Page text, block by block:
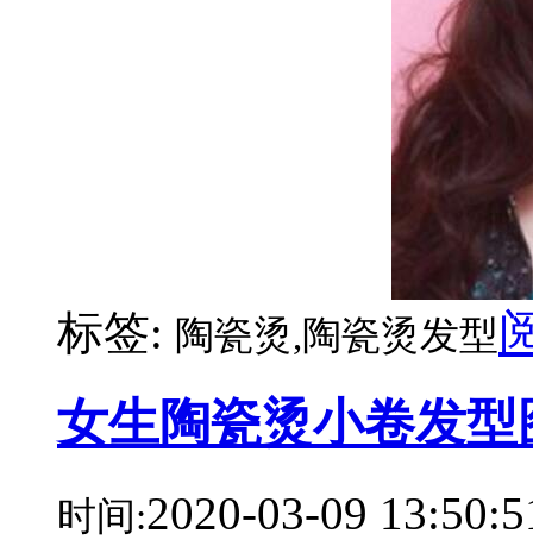
标签: 陶瓷烫,陶瓷烫发型
女生陶瓷烫小卷发
时间:2020-03-09